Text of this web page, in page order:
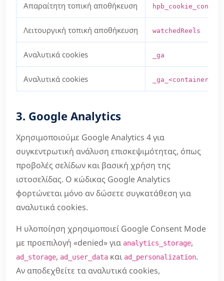
Απαραίτητη τοπική αποθήκευση hpb_cookie_consent
Λειτουργική τοπική αποθήκευση watchedReels
Αναλυτικά cookies _ga
Αναλυτικά cookies _ga_<container-id>
3. Google Analytics
Χρησιμοποιούμε Google Analytics 4 για
συγκεντρωτική ανάλυση επισκεψιμότητας, όπως
προβολές σελίδων και βασική χρήση της
ιστοσελίδας. Ο κώδικας Google Analytics
φορτώνεται μόνο αν δώσετε συγκατάθεση για
αναλυτικά cookies.
Η υλοποίηση χρησιμοποιεί Google Consent Mode
με προεπιλογή «denied» για analytics_storage,
ad_storage, ad_user_data και ad_personalization.
Αν αποδεχθείτε τα αναλυτικά cookies,